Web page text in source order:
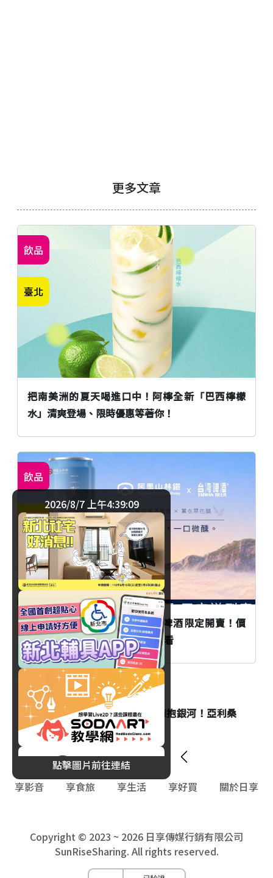
更多文章
把南美洲的夏天喝進口中！阿檸全新「巴西檸檬
水」清爽登場、限時優惠等著你！
飲品
臺北
阿里山林鐵「二萬天晴」聯名啤酒限定開賣！價
格、販售據點與加價購活動一次看
飲品
嘉義
旅遊
白天漫步仙人掌森林、夜晚擁抱銀河！亞利桑
那州最浪漫的夜間玩法
2026/8/7 上午4:39:09
點擊圖片前往連結
享影音
享食旅 享生活 享好買 關於日享
Copyright © 2023 ~ 2026 日享傳媒行銷有限公司
SunRiseSharing. All rights reserved.